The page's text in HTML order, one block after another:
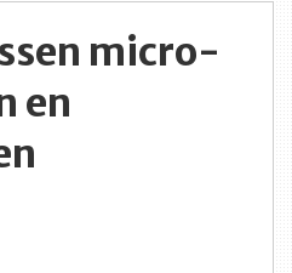
micro-
en